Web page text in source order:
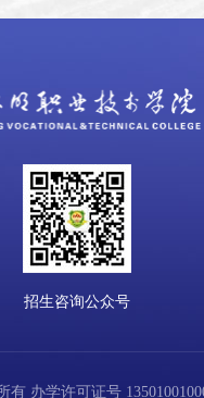
招生咨询公众号
办学许可证号